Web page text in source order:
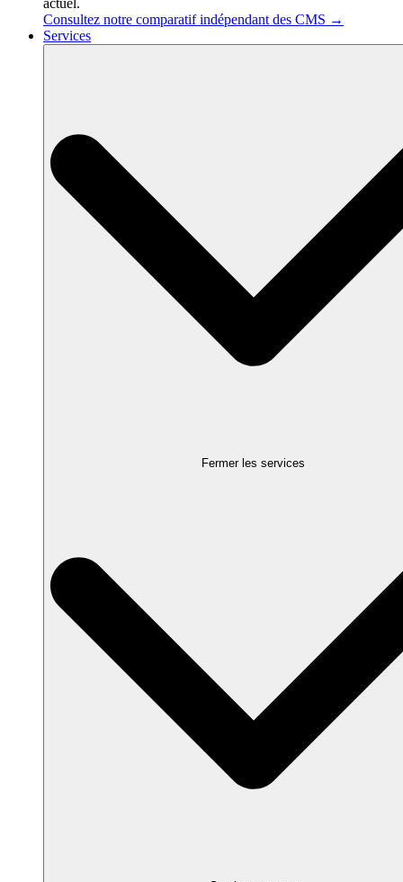
actuel.
Consultez notre comparatif indépendant des CMS →
Services
Fermer les services